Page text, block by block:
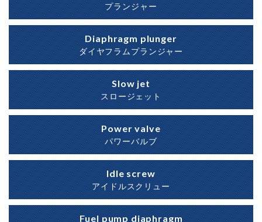
プランジャー
Diaphragm plunger
ダイヤフラムプランジャー
Slow jet
スロージェット
Power valve
パワーバルブ
Idle screw
アイドルスクリュー
Fuel pump diaphragm